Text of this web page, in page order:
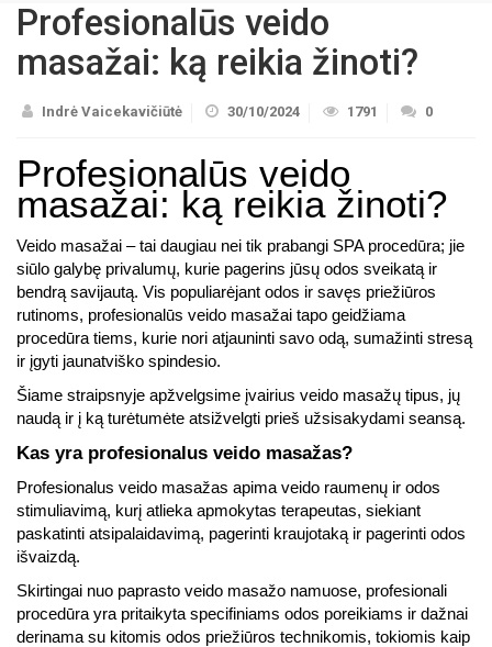
Profesionalūs veido
masažai: ką reikia žinoti?
Indrė Vaicekavičiūtė 30/10/2024 1791 0
Profesionalūs veido
masažai: ką reikia žinoti?
Veido masažai – tai daugiau nei tik prabangi SPA procedūra; jie
siūlo galybę privalumų, kurie pagerins jūsų odos sveikatą ir
bendrą savijautą. Vis populiarėjant odos ir savęs priežiūros
rutinoms, profesionalūs veido masažai tapo geidžiama
procedūra tiems, kurie nori atjauninti savo odą, sumažinti stresą
ir įgyti jaunatviško spindesio.
Šiame straipsnyje apžvelgsime įvairius veido masažų tipus, jų
naudą ir į ką turėtumėte atsižvelgti prieš užsisakydami seansą.
Kas yra profesionalus veido masažas?
Profesionalus veido masažas apima veido raumenų ir odos
stimuliavimą, kurį atlieka apmokytas terapeutas, siekiant
paskatinti atsipalaidavimą, pagerinti kraujotaką ir pagerinti odos
išvaizdą.
Skirtingai nuo paprasto veido masažo namuose, profesionali
procedūra yra pritaikyta specifiniams odos poreikiams ir dažnai
derinama su kitomis odos priežiūros technikomis, tokiomis kaip